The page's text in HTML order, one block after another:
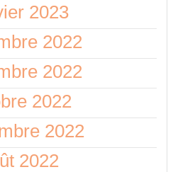
2023
2022
2022
2022
2022
2022